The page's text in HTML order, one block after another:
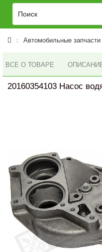
Автомобильные запчасти
ВСЕ О ТОВАРЕ
20160354103 Насос